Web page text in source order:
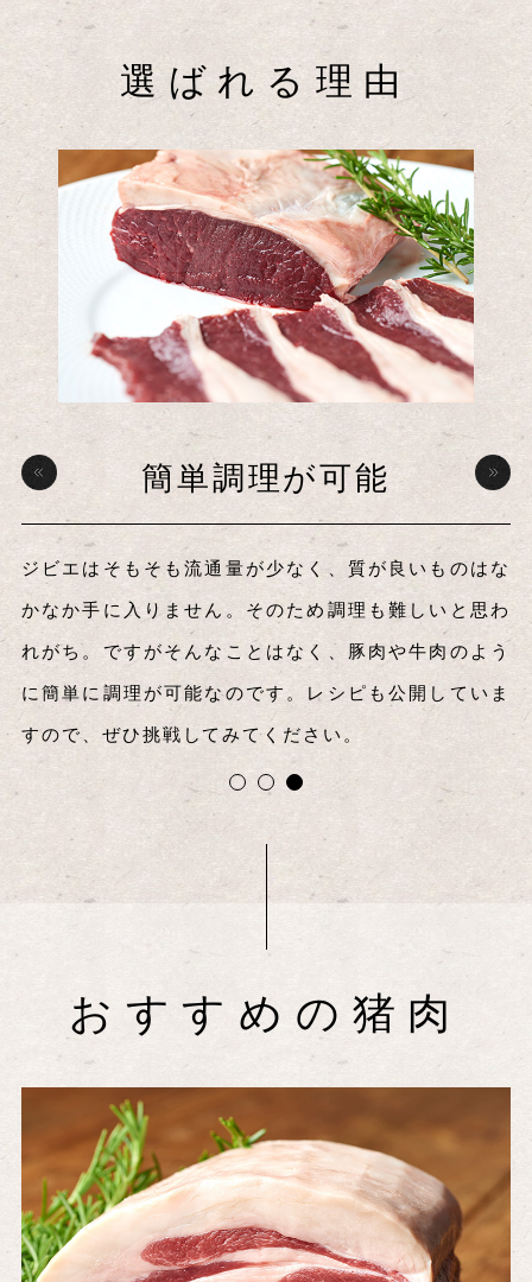
選ばれる理由
目利きによる質の高さ
どんな質の肉、またどの産地でどのように処理されて
いるか。そしてその結果、味がどう変わっているのか
まで考えて、弊社ではお肉を厳選しています。産地に
直接出向き現地の方の話を聞くことも、その一環なの
です。
取り引き実績が豊富
ミシュラン掲載店や高級レストランなど、弊社では幅
広いジャンルの飲食店様とお取引させていただいてお
り、その数は、2020年11月時点で約300店舗。そんな
飲食のプロに認められている高品質のお肉を通販でも
販売しています。
簡単調理が可能
ジビエはそもそも流通量が少なく、質が良いものはな
かなか手に入りません。そのため調理も難しいと思わ
れがち。ですがそんなことはなく、豚肉や牛肉のよう
に簡単に調理が可能なのです。レシピも公開していま
すので、ぜひ挑戦してみてください。
おすすめの猪肉